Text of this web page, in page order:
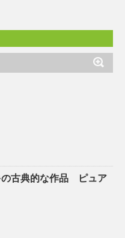
の古典的な作品 ピュア